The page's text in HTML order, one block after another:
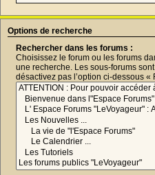
Options de recherche
Rechercher dans les forums :
Choisissez le forum ou les forums
une recherche. Les sous-forums
désactivez pas l’option ci-dessous